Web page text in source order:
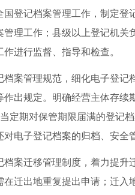
国登记档案管理工作，制定
管理工作；县级以上登记机
进行监督、指导和检查。
档案管理规范，细化电子登
作出规定。明确经营主体存
定期对保管期限届满的登记
电子登记档案的归档、安全
档案迁移管理制度，着力提
在迁出地重复提出申请；迁入